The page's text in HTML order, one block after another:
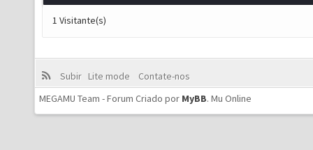
1 Visitante(s)
Subir Lite mode
Contate-nos
MEGAMU Team - Forum Criado por MyBB. Mu Online